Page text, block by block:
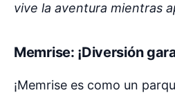
vive la aventura mientras
Memrise: ¡Diversión
¡Memrise es como un